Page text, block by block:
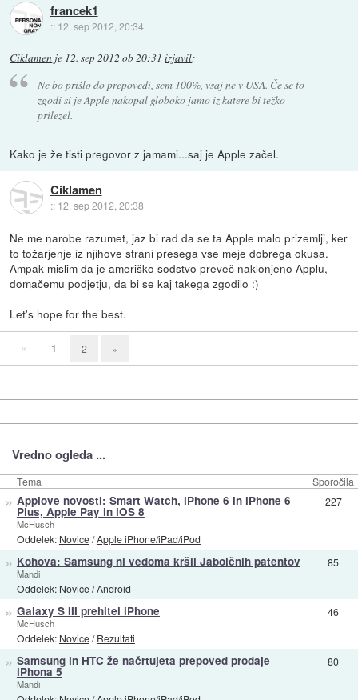
francek1
:: 12. sep 2012, 20:34
Ciklamen je 12. sep 2012 ob 20:31 izjavil:
Ne bo prišlo do prepovedi, sem 100%, vsaj ne v USA. Če se to
zgodi si je Apple nakopal globoko jamo iz katere bi težko
prilezel.
Kako je že tisti pregovor z jamami...saj je Apple začel.
Ciklamen
:: 12. sep 2012, 20:38
Ne me narobe razumet, jaz bi rad da se ta Apple malo prizemlji, ker
to tožarjenje iz njihove strani presega vse meje dobrega okusa.
Ampak mislim da je ameriško sodstvo preveč naklonjeno Applu,
domačemu podjetju, da bi se kaj takega zgodilo :)
Let's hope for the best.
« 1 2 »
Vredno ogleda ...
Tema Sporočila
» Applove novosti: Smart Watch, iPhone 6 in iPhone 6
Plus, Apple Pay in iOS 8
McHusch
Oddelek: Novice/Apple iPhone/iPad/iPod
227
» Kohova: Samsung ni vedoma kršil Jabolčnih patentov
Mandi
Oddelek: Novice/Android
85
» Galaxy S III prehitel iPhone
McHusch
Oddelek: Novice/Rezultati
46
» Samsung in HTC že načrtujeta prepoved prodaje
iPhona 5
Mandi
80